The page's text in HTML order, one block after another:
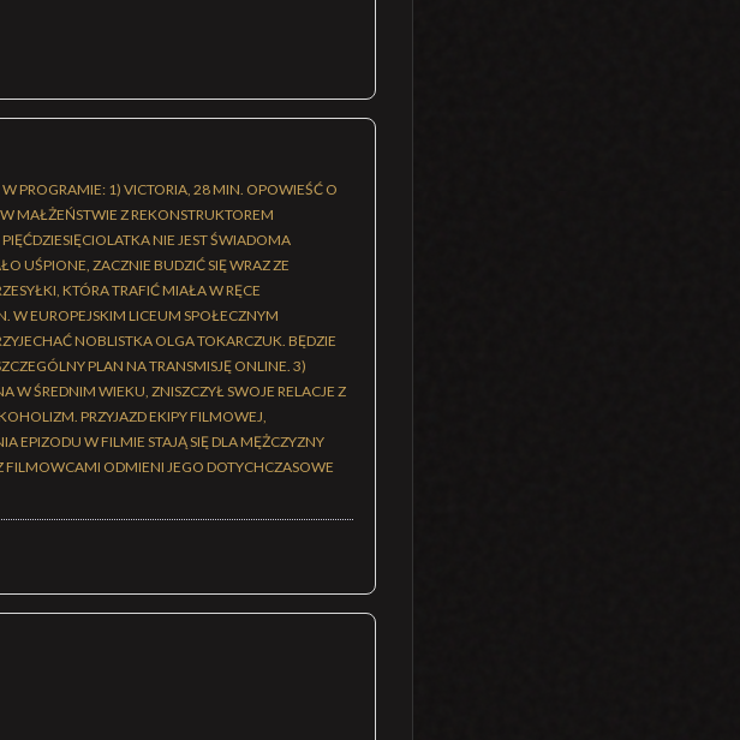
PROGRAMIE: 1) VICTORIA, 28 MIN. OPOWIEŚĆ O
MAŁŻEŃSTWIE Z REKONSTRUKTOREM
NIE JEST ŚWIADOMA
UŚPIONE, ZACZNIE BUDZIĆ SIĘ WRAZ ZE
KTÓRA TRAFIĆ MIAŁA W RĘCE
W EUROPEJSKIM LICEUM SPOŁECZNYM
NOBLISTKA OLGA TOKARCZUK. BĘDZIE
PLAN NA TRANSMISJĘ ONLINE. 3)
W ŚREDNIM WIEKU, ZNISZCZYŁ SWOJE RELACJE Z
PRZYJAZD EKIPY FILMOWEJ,
EPIZODU W FILMIE STAJĄ SIĘ DLA MĘŻCZYZNY
FILMOWCAMI ODMIENI JEGO DOTYCHCZASOWE